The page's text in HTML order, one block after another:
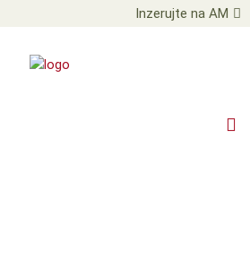
Inzerujte na AM